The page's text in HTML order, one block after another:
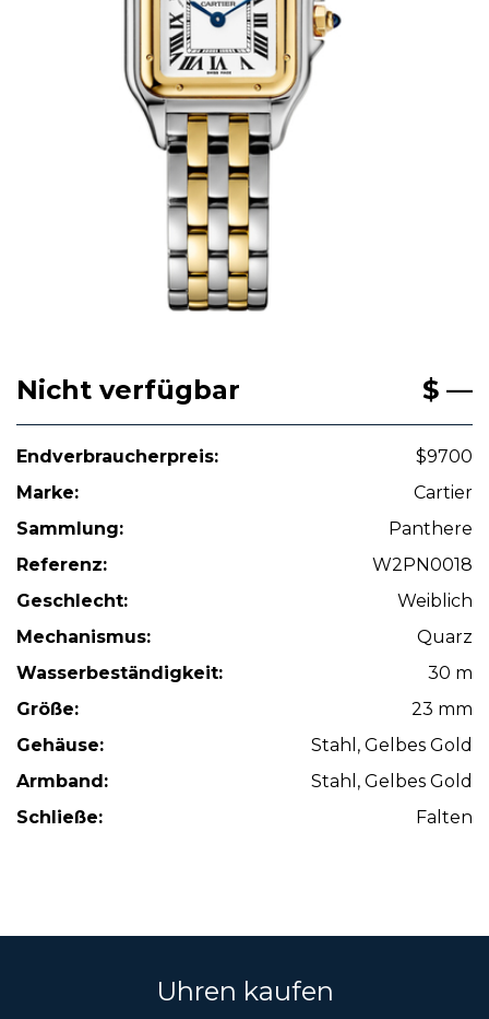
Nicht verfügbar $ —
Endverbraucherpreis:
$9700
Marke:
Cartier
Sammlung:
Panthere
Referenz:
W2PN0018
Geschlecht:
Weiblich
Mechanismus:
Quarz
Wasserbeständigkeit:
30 m
Größe:
23 mm
Gehäuse:
Stahl, Gelbes Gold
Armband:
Stahl, Gelbes Gold
Schließe:
Falten
Uhren kaufen